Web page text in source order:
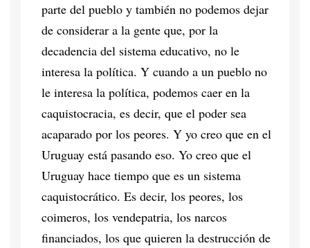
parte del pueblo y también no podemos dejar
de considerar a la gente que, por la
decadencia del sistema educativo, no le
interesa la política. Y cuando a un pueblo no
le interesa la política, podemos caer en la
caquistocracia, es decir, que el poder sea
acaparado por los peores. Y yo creo que en el
Uruguay está pasando eso. Yo creo que el
Uruguay hace tiempo que es un sistema
caquistocrático. Es decir, los peores, los
coimeros, los vendepatria, los narcos
financiados, los que quieren la destrucción de